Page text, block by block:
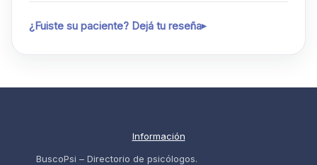
¿Fuiste su paciente? Dejá tu reseña
Información
BuscoPsi – Directorio de psicólogos.